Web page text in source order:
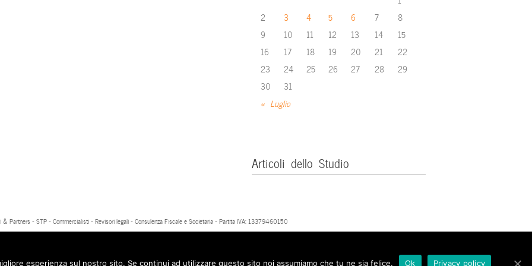
« Luglio
2
3 4 5 6 7
8
9
10 11 12 13 14
15
16
17 18 19 20 21
22
23
24 25 26 27 28
29
30
31
Articoli dello Studio
& Partners - STP - Commercialisti - Revisori legali - Consulenza Fiscale e Societaria - Partita IVA: 13379460150
esperienza sul nostro sito. Se continui ad utilizzare questo sito noi assumiamo che tu ne sia felice. Ok Privacy policy